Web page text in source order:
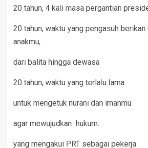
20 tahun, 4 kali masa pergantian
20 tahun, waktu yang pengasuh berikan
anakmu,
dari balita hingga dewasa
20 tahun, waktu yang terlalu lama
untuk mengetuk nurani dan imanmu
agar mewujudkan hukum:
yang mengakui PRT sebagai pekerja